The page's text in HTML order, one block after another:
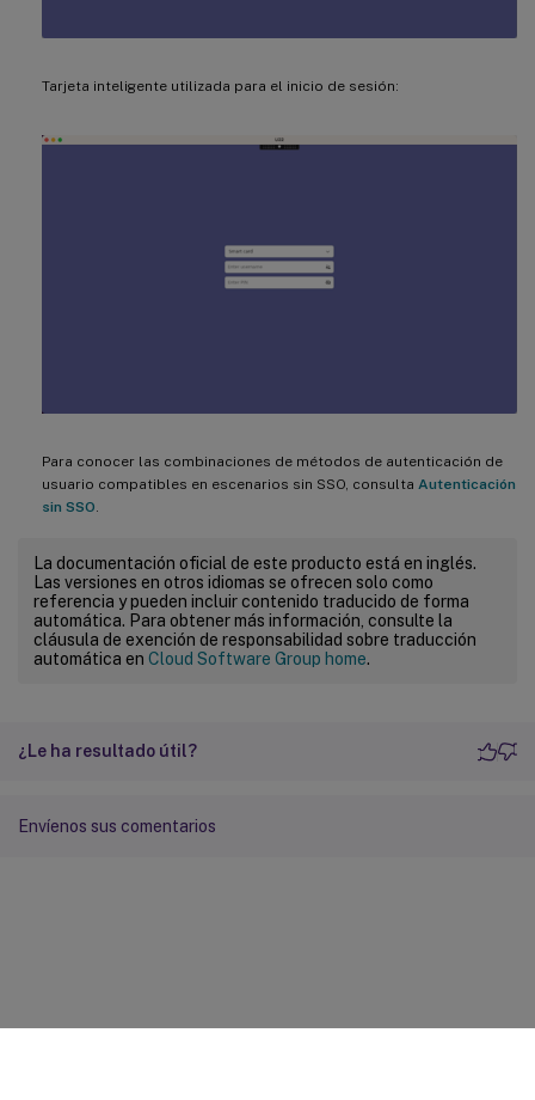
Tarjeta inteligente utilizada para el inicio de sesión:
Para conocer las combinaciones de métodos de autenticación de
usuario compatibles en escenarios sin SSO, consulta Autenticación
sin SSO.
La documentación oficial de este producto está en inglés.
Las versiones en otros idiomas se ofrecen solo como
referencia y pueden incluir contenido traducido de forma
automática. Para obtener más información, consulte la
cláusula de exención de responsabilidad sobre traducción
automática en Cloud Software Group home.
¿Le ha resultado útil?
Envíenos sus comentarios